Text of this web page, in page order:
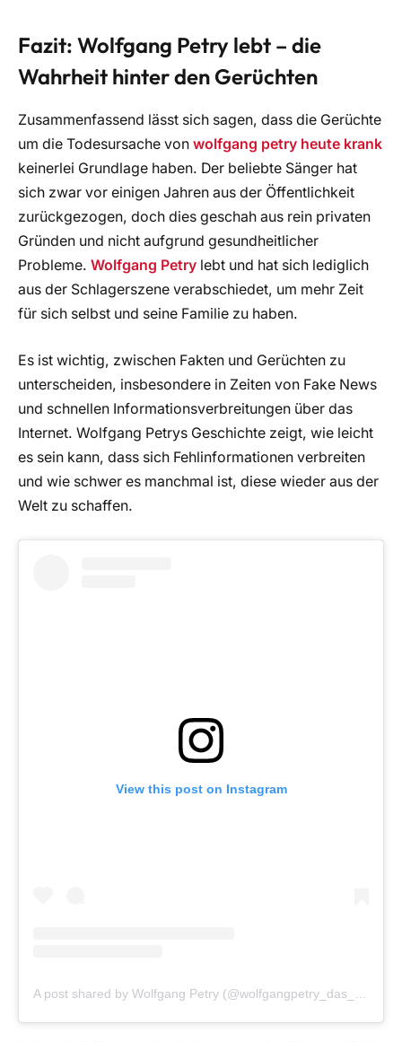
Fazit: Wolfgang Petry lebt – die
Wahrheit hinter den Gerüchten
Zusammenfassend lässt sich sagen, dass die Gerüchte
um die Todesursache von wolfgang petry heute krank
keinerlei Grundlage haben. Der beliebte Sänger hat
sich zwar vor einigen Jahren aus der Öffentlichkeit
zurückgezogen, doch dies geschah aus rein privaten
Gründen und nicht aufgrund gesundheitlicher
Probleme. Wolfgang Petry lebt und hat sich lediglich
aus der Schlagerszene verabschiedet, um mehr Zeit
für sich selbst und seine Familie zu haben.
Es ist wichtig, zwischen Fakten und Gerüchten zu
unterscheiden, insbesondere in Zeiten von Fake News
und schnellen Informationsverbreitungen über das
Internet. Wolfgang Petrys Geschichte zeigt, wie leicht
es sein kann, dass sich Fehlinformationen verbreiten
und wie schwer es manchmal ist, diese wieder aus der
Welt zu schaffen.
View this post on Instagram